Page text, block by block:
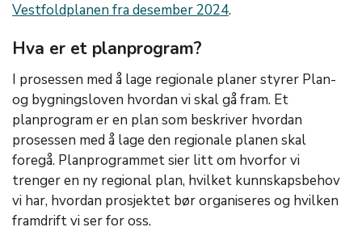
Vestfoldplanen fra desember 2024.
Hva er et planprogram?
I prosessen med å lage regionale planer styrer Plan-
og bygningsloven hvordan vi skal gå fram. Et
planprogram er en plan som beskriver hvordan
prosessen med å lage den regionale planen skal
foregå. Planprogrammet sier litt om hvorfor vi
trenger en ny regional plan, hvilket kunnskapsbehov
vi har, hvordan prosjektet bør organiseres og hvilken
framdrift vi ser for oss.